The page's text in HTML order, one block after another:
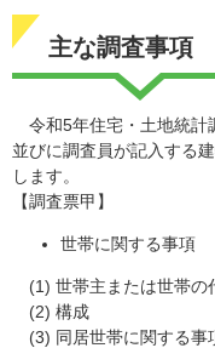
主な調査事項
令和5年住宅・土地統計
並びに調査員が記入する
します。
【調査票甲】
世帯に関する事項
(1) 世帯主または世帯の
(2) 構成
(3) 同居世帯に関する事